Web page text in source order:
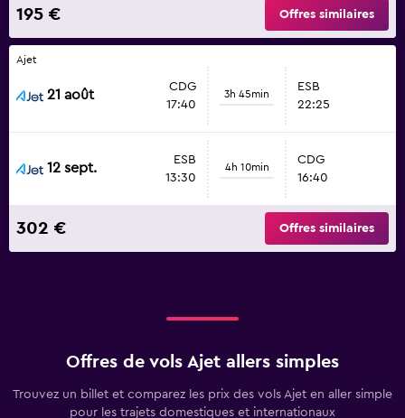
195 € Offres similaires
Ajet
21 août
CDG
17:40
3h 45min
ESB
22:25
12 sept.
ESB
13:30
4h 10min
CDG
16:40
302 € Offres similaires
Offres de vols Ajet allers simples
Trouvez un billet et comparez les prix des vols Ajet en aller simple
pour les trajets domestiques et internationaux